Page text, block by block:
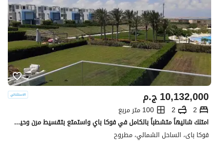
ج.م10,132,000
2
2
100 متر مربع
امتلك شاليهاً متشطباً بالكامل في فوكا باي واستمتع بتقسيط مرن وحياة ساحلية مميزة
فوكا باى، الساحل الشمالي، مطروح